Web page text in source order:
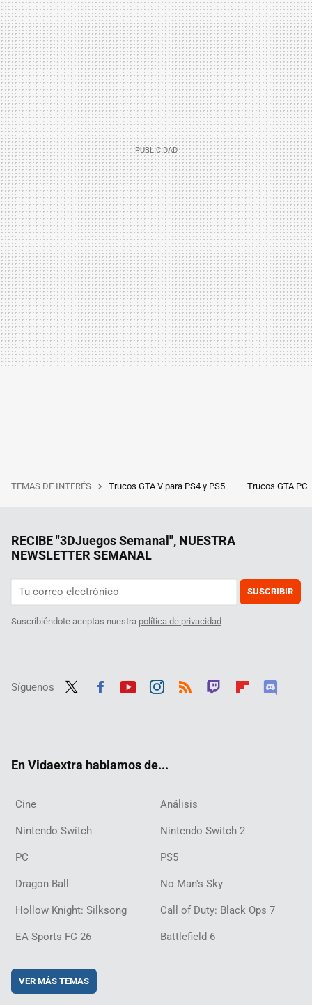
TEMAS DE INTERÉS Trucos GTA V para PS4 y PS5 Trucos GTA PC
RECIBE "3DJuegos Semanal", NUESTRA
NEWSLETTER SEMANAL
SUSCRIBIR
Suscribiéndote aceptas nuestra política de privacidad
Síguenos
En Vidaextra hablamos de...
Cine Análisis
Nintendo Switch Nintendo Switch 2
PC PS5
Dragon Ball No Man's Sky
Hollow Knight: Silksong Call of Duty: Black Ops 7
EA Sports FC 26 Battlefield 6
VER MÁS TEMAS